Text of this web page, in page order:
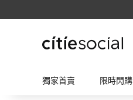
獨家首賣 限時閃購